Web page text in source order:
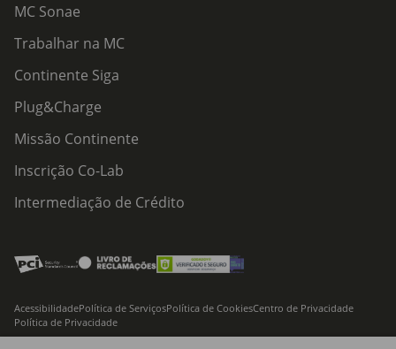
MC Sonae
Trabalhar na MC
Continente Siga
Plug&Charge
Missão Continente
Inscrição Co-Lab
Intermediação de Crédito
AcessibilidadePolítica de ServiçosPolítica de CookiesCentro de Privacidade
Política de Privacidade